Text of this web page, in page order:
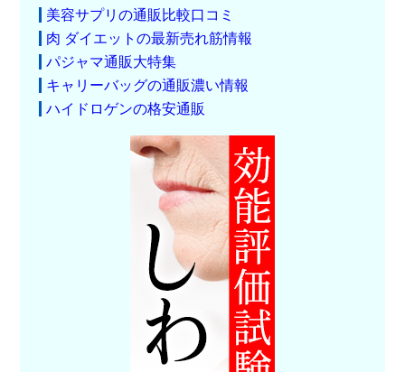
美容サプリの通販比較口コミ
肉 ダイエットの最新売れ筋情報
パジャマ通販大特集
キャリーバッグの通販濃い情報
ハイドロゲンの格安通販